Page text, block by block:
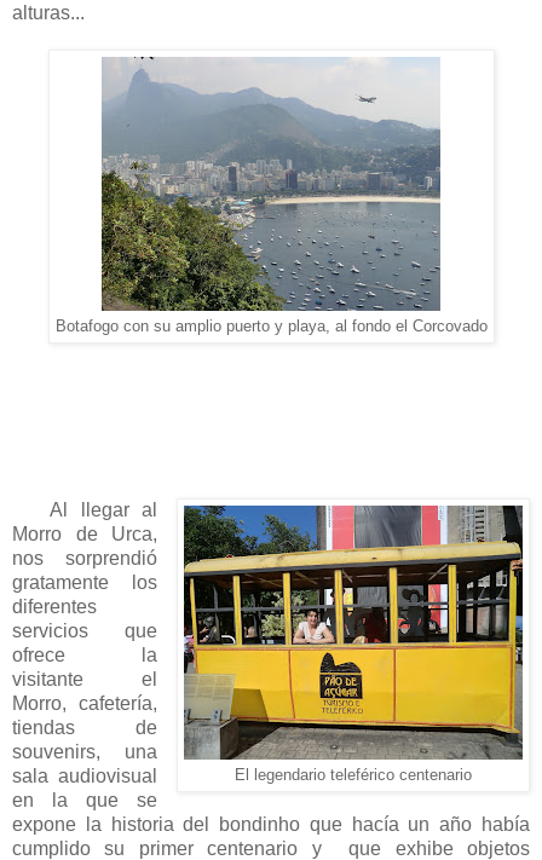
alturas...
Botafogo con su amplio puerto y playa, al fondo el Corcovado
El legendario teleférico centenario
Al llegar al
Morro de Urca,
nos sorprendió
gratamente los
diferentes
servicios que
ofrece la
visitante el
Morro, cafetería,
tiendas de
souvenirs, una
sala audiovisual
en la que se
expone la historia del bondinho que hacía un año había
cumplido su primer centenario y que exhibe objetos